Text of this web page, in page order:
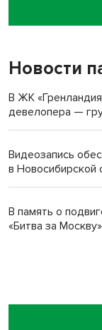
Новосибирский
пенсионерки на
Новости
В ЖК
девелопера —
Видеозапись
в Новосибирской
В память о
«Битва за Москву»